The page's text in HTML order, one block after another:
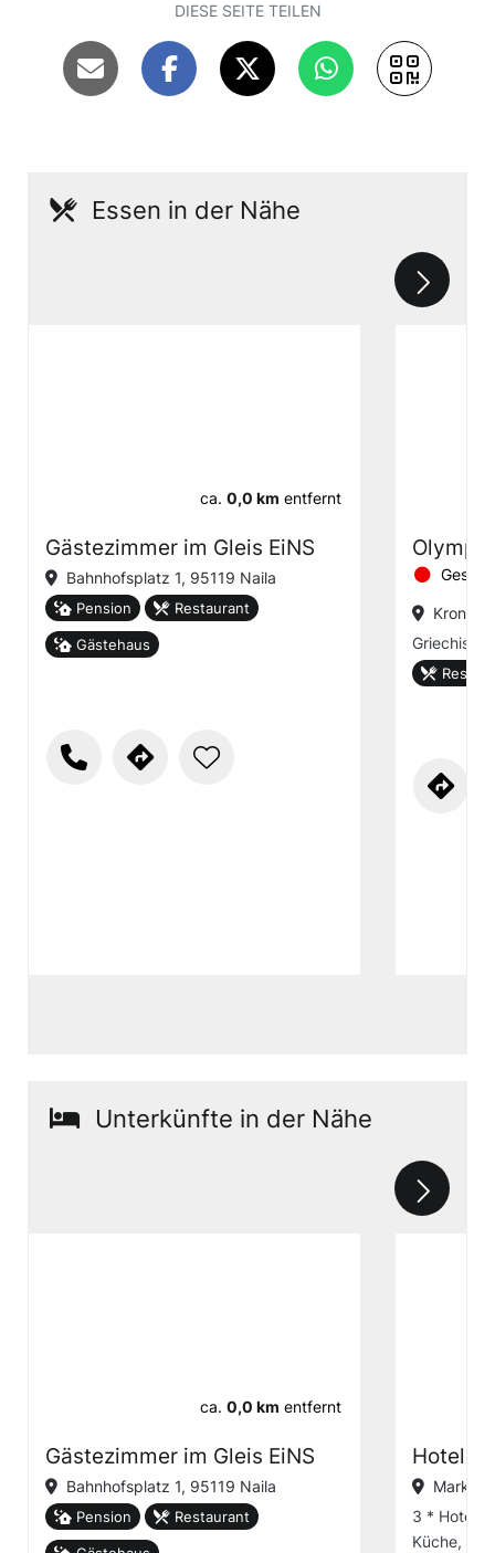
DIESE SEITE TEILEN
Essen in der Nähe
ca. 0,0 km entfernt
Gästezimmer im Gleis EiNS
Bahnhofsplatz 1, 95119 Naila
Pension Restaurant
Gästehaus
Unterkünfte in der Nähe
ca. 0,0 km entfernt
Gästezimmer im Gleis EiNS
Bahnhofsplatz 1, 95119 Naila
Pension Restaurant
Hotel &
3 * Hotel
Küche,